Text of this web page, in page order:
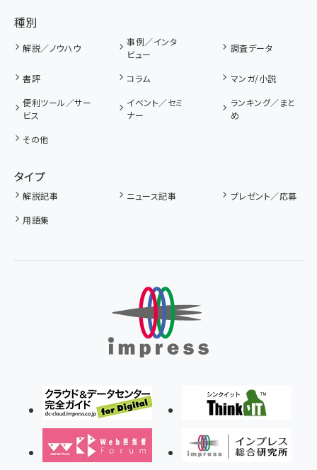
種別
解説／ノウハウ
事例／インタ
ビュー
調査データ
書評 コラム
マンガ/小説
便利ツール／サー
ビス
イベント／セミ
ナー
ランキング／まと
め
その他
タイプ
解説記事 ニュース記事
プレゼント／応募
用語集